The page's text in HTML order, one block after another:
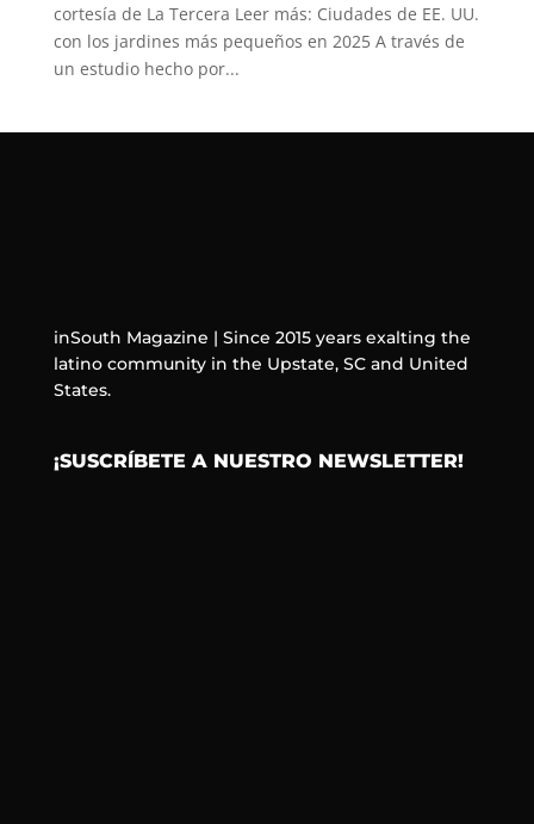
cortesía de La Tercera Leer más: Ciudades de EE. UU.
con los jardines más pequeños en 2025 A través de
un estudio hecho por...
inSouth Magazine | Since 2015 years exalting the
latino community in the Upstate, SC and United
States.
¡SUSCRÍBETE A NUESTRO NEWSLETTER!